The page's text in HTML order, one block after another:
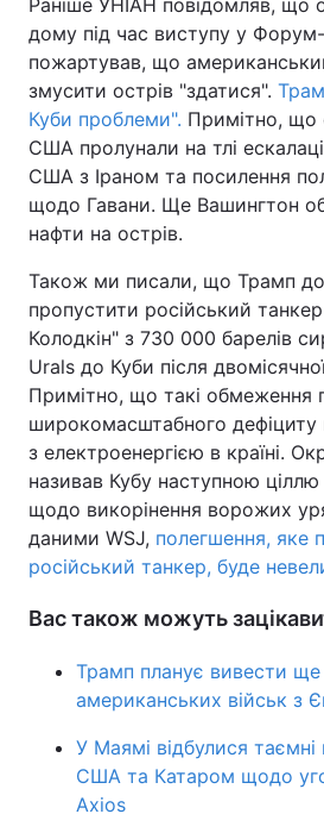
Раніше УНІАН повідомляв, що
дому під час виступу у
пожартував, що
змусити острів "здатися".
Куби проблеми". Примітно, що
США пролунали на тлі
США з Іраном та посилення
щодо Гавани. Ще Вашингтон
нафти на острів.
Також ми писали, що Трамп
пропустити російський
Колодкін" з 730 000 барелів
Urals до Куби після
Примітно, що такі обмеження
широкомасштабного дефіциту
з електроенергією в країні.
називав Кубу наступною ціллю
щодо викорінення ворожих
даними WSJ, полегшення, яке
російський танкер, буде
Вас також можуть
Трамп планує вивести ще
американських військ з
У Маямі відбулися
США та Катаром щодо
Axios